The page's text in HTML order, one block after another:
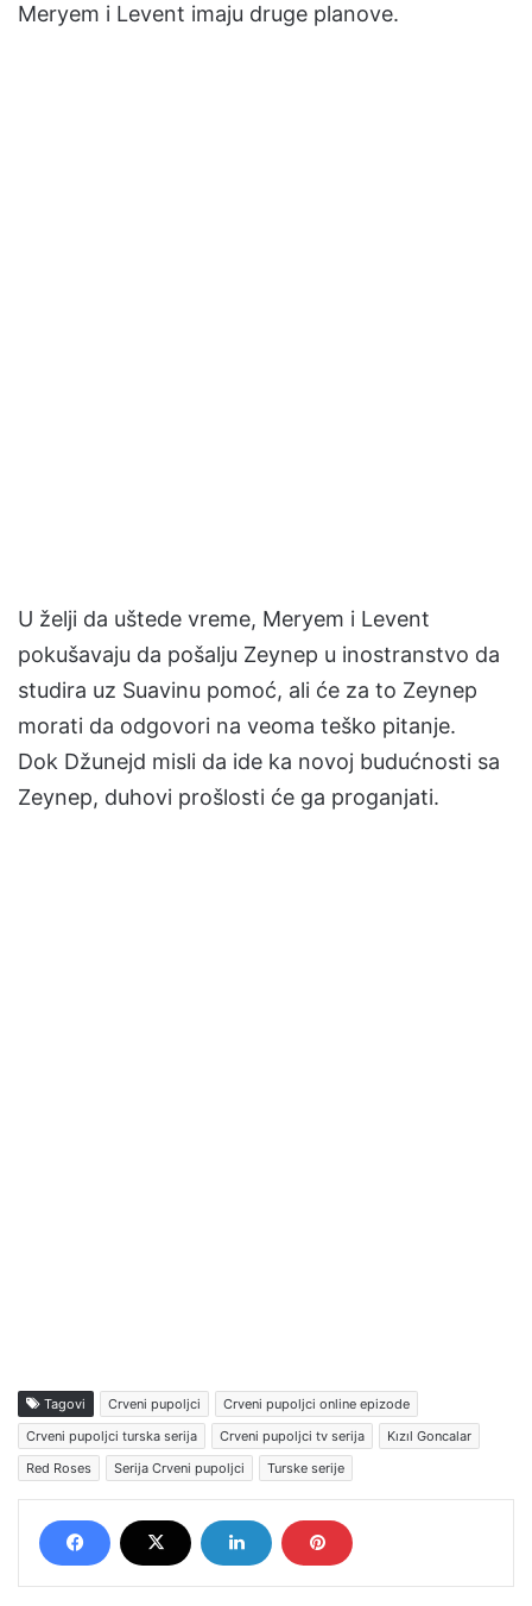
Meryem i Levent imaju druge planove.
U želji da uštede vreme, Meryem i Levent
pokušavaju da pošalju Zeynep u inostranstvo da
studira uz Suavinu pomoć, ali će za to Zeynep
morati da odgovori na veoma teško pitanje.
Dok Džunejd misli da ide ka novoj budućnosti sa
Zeynep, duhovi prošlosti će ga proganjati.
Tagovi Crveni pupoljci
Crveni pupoljci online epizode
Crveni pupoljci turska serija
Crveni pupoljci tv serija
Kızıl Goncalar
Red Roses
Serija Crveni pupoljci Turske serije